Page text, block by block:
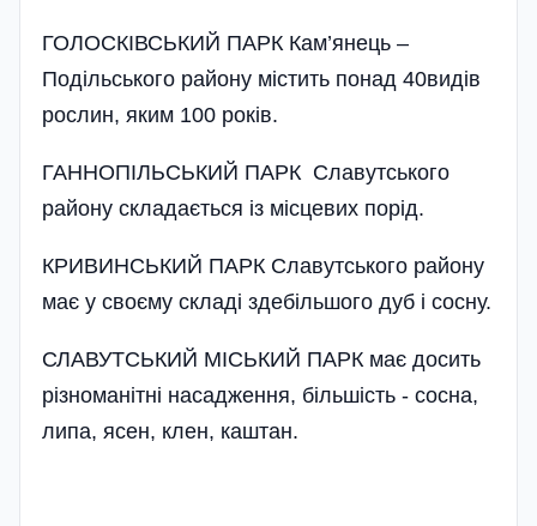
ГОЛОСКІВСЬКИЙ ПАРК Кам’янець –
Подільського району містить понад 40видів
рослин, яким 100 років.
ГАННОПІЛЬСЬКИЙ ПАРК Славутського
району складається із місцевих порід.
КРИВИНСЬКИЙ ПАРК Славутського району
має у своєму складі здебільшого дуб і сосну.
СЛАВУТСЬКИЙ МІСЬКИЙ ПАРК має досить
різноманітні насадження, більшість - сосна,
липа, ясен, клен, каштан.